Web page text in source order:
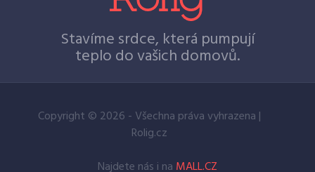
Stavíme srdce, která pumpují
teplo do vašich domovů.
Copyright © 2026 - Všechna práva vyhrazena |
Rolig.cz
Najdete nás i na MALL.CZ